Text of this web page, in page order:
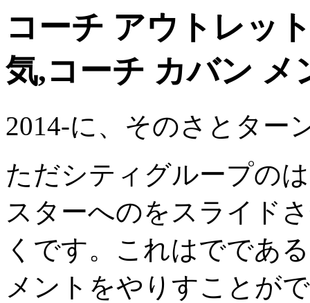
コーチ アウトレッ
気,コーチ カバン メ
2014-に、そのさとタ
ただシティグループの
スターへのをスライド
くです。これはでであ
メントをやりすことが